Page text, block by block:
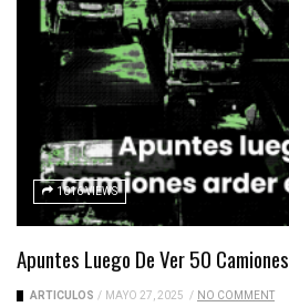
1016 VIEWS
Apuntes Luego De Ver 50
ARTICULOS / MAYO 27, 2025 / NO COMMENT